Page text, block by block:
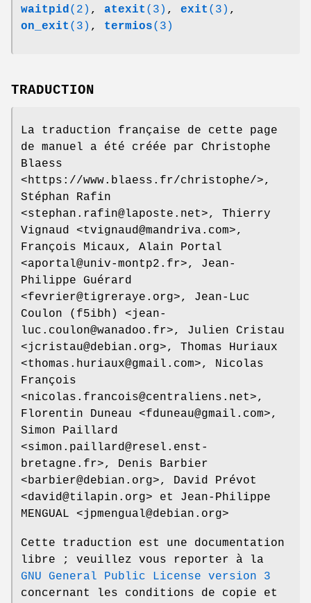
waitpid (2) , atexit (3) , exit (3) ,
on_exit (3) , termios(3)
TRADUCTION
La traduction française de cette page
de manuel a été créée par Christophe
Blaess
<https://www.blaess.fr/christophe/>,
Stéphan Rafin
<stephan.rafin@laposte.net>, Thierry
Vignaud <tvignaud@mandriva.com>,
François Micaux, Alain Portal
<aportal@univ-montp2.fr>, Jean-
Philippe Guérard
<fevrier@tigreraye.org>, Jean-Luc
Coulon (f5ibh) <jean-
luc.coulon@wanadoo.fr>, Julien Cristau
<jcristau@debian.org>, Thomas Huriaux
<thomas.huriaux@gmail.com>, Nicolas
François
<nicolas.francois@centraliens.net>,
Florentin Duneau <fduneau@gmail.com>,
Simon Paillard
<simon.paillard@resel.enst-
bretagne.fr>, Denis Barbier
<barbier@debian.org>, David Prévot
<david@tilapin.org> et Jean-Philippe
MENGUAL <jpmengual@debian.org>
Cette traduction est une documentation
libre ; veuillez vous reporter à la
GNU General Public License version 3
concernant les conditions de copie et